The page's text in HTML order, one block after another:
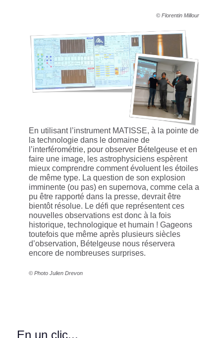
© Florentin Millour
En utilisant l’instrument MATISSE, à la pointe de
la technologie dans le domaine de
l’interférométrie, pour observer Bételgeuse et en
faire une image, les astrophysiciens espèrent
mieux comprendre comment évoluent les étoiles
de même type. La question de son explosion
imminente (ou pas) en supernova, comme cela a
pu être rapporté dans la presse, devrait être
bientôt résolue. Le défi que représentent ces
nouvelles observations est donc à la fois
historique, technologique et humain ! Gageons
toutefois que même après plusieurs siècles
d’observation, Bételgeuse nous réservera
encore de nombreuses surprises.
© Photo Julien Drevon
En un clic...